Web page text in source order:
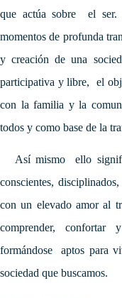
que actúa sobre el ser.
momentos de profunda
y creación de una
participativa y libre, el
con la familia y la
todos y como base de la
Así mismo ello
conscientes,
con un elevado amor al
comprender,
formándose aptos para
sociedad que buscamos.